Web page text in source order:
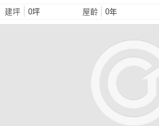
建坪 0坪 屋齡 0年